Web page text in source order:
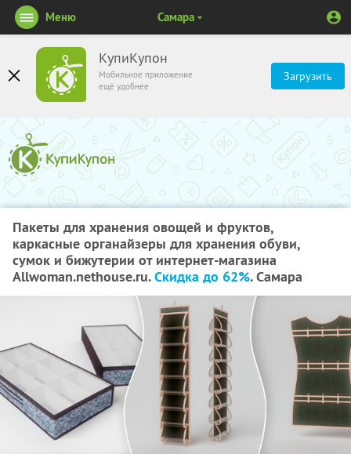
КупиКупон
Мобильное приложение
ещё удобнее
Загрузить
Меню Самара
Пакеты для хранения овощей и фруктов,
каркасные органайзеры для хранения обуви,
сумок и бижутерии от интернет-магазина
Аllwoman.nethouse.ru.Скидка до 62%. Самара